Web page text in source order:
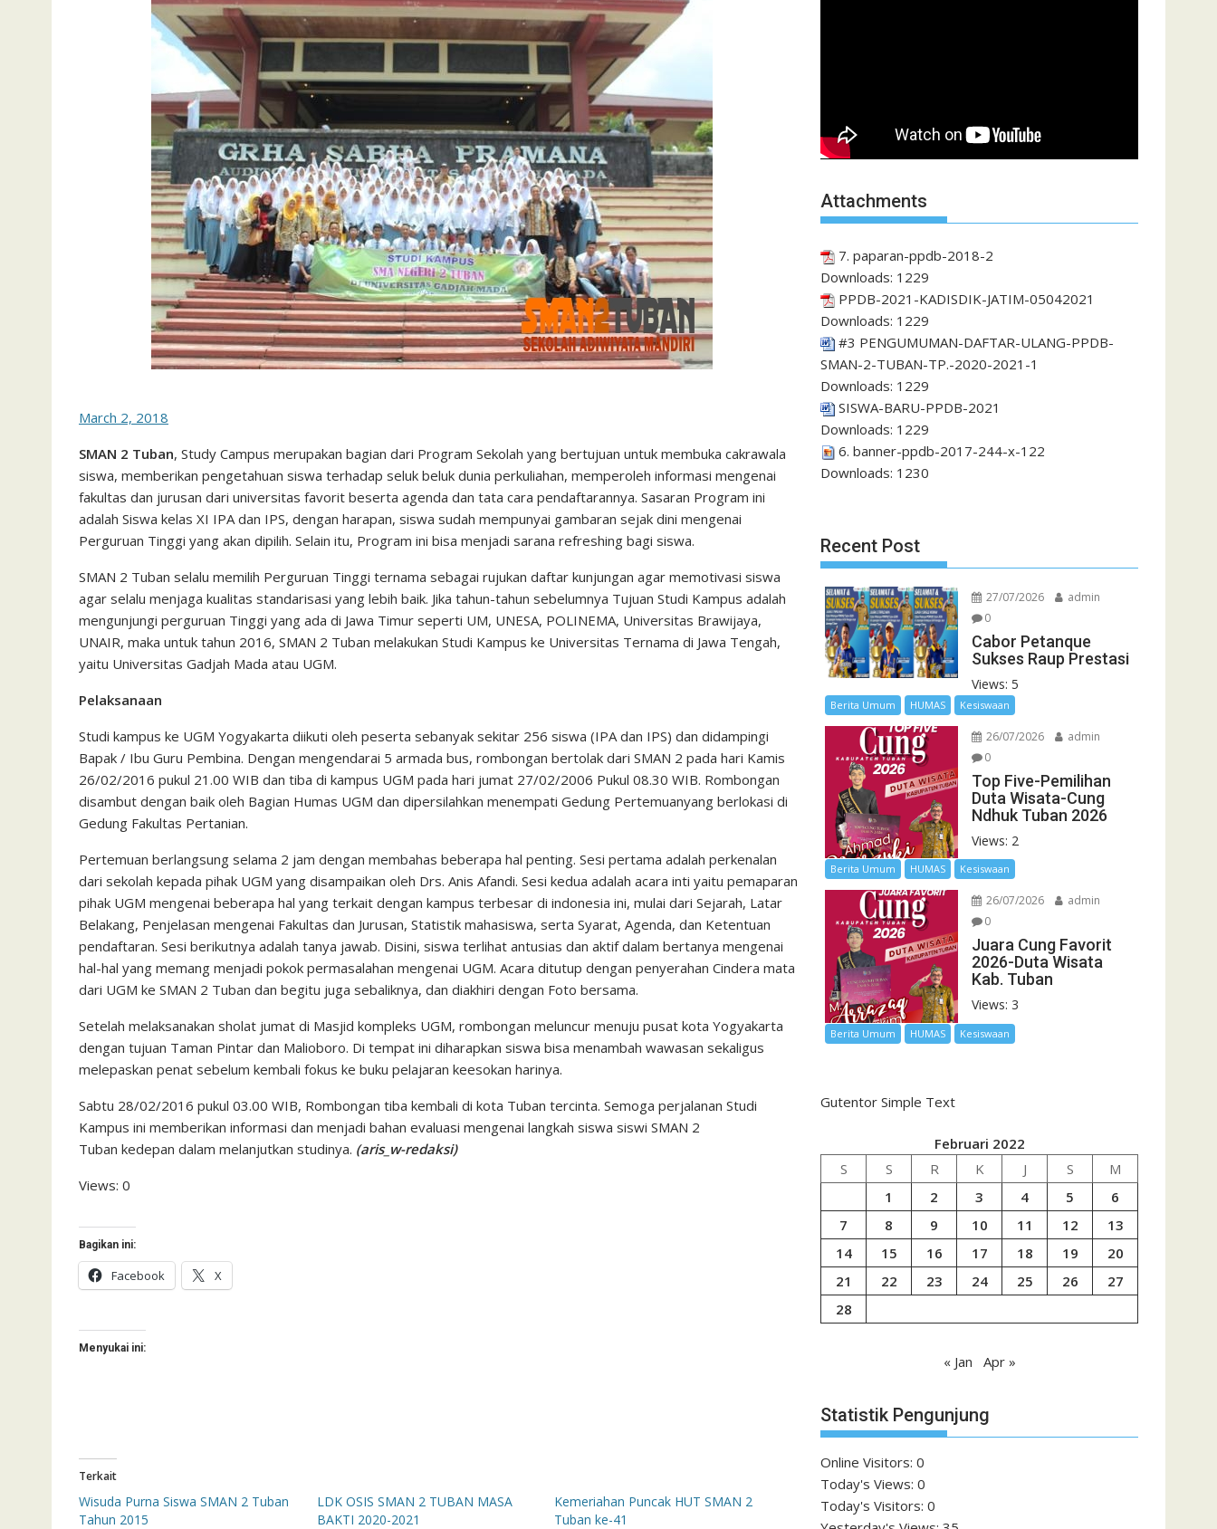
March 2, 2018
SMAN 2 Tuban, Study Campus merupakan bagian dari Program Sekolah yang bertujuan untuk membuka cakrawala
siswa, memberikan pengetahuan siswa terhadap seluk beluk dunia perkuliahan, memperoleh informasi mengenai
fakultas dan jurusan dari universitas favorit beserta agenda dan tata cara pendaftarannya. Sasaran Program ini
adalah Siswa kelas XI IPA dan IPS, dengan harapan, siswa sudah mempunyai gambaran sejak dini mengenai
Perguruan Tinggi yang akan dipilih. Selain itu, Program ini bisa menjadi sarana refreshing bagi siswa.
SMAN 2 Tuban selalu memilih Perguruan Tinggi ternama sebagai rujukan daftar kunjungan agar memotivasi siswa
agar selalu menjaga kualitas standarisasi yang lebih baik. Jika tahun-tahun sebelumnya Tujuan Studi Kampus adalah
mengunjungi perguruan Tinggi yang ada di Jawa Timur seperti UM, UNESA, POLINEMA, Universitas Brawijaya,
UNAIR, maka untuk tahun 2016, SMAN 2 Tuban melakukan Studi Kampus ke Universitas Ternama di Jawa Tengah,
yaitu Universitas Gadjah Mada atau UGM.
Pelaksanaan
Studi kampus ke UGM Yogyakarta diikuti oleh peserta sebanyak sekitar 256 siswa (IPA dan IPS) dan didampingi
Bapak / Ibu Guru Pembina. Dengan mengendarai 5 armada bus, rombongan bertolak dari SMAN 2 pada hari Kamis
26/02/2016 pukul 21.00 WIB dan tiba di kampus UGM pada hari jumat 27/02/2006 Pukul 08.30 WIB. Rombongan
disambut dengan baik oleh Bagian Humas UGM dan dipersilahkan menempati Gedung Pertemuanyang berlokasi di
Gedung Fakultas Pertanian.
Pertemuan berlangsung selama 2 jam dengan membahas beberapa hal penting. Sesi pertama adalah perkenalan
dari sekolah kepada pihak UGM yang disampaikan oleh Drs. Anis Afandi. Sesi kedua adalah acara inti yaitu pemaparan
pihak UGM mengenai beberapa hal yang terkait dengan kampus terbesar di indonesia ini, mulai dari Sejarah, Latar
Belakang, Penjelasan mengenai Fakultas dan Jurusan, Statistik mahasiswa, serta Syarat, Agenda, dan Ketentuan
pendaftaran. Sesi berikutnya adalah tanya jawab. Disini, siswa terlihat antusias dan aktif dalam bertanya mengenai
hal-hal yang memang menjadi pokok permasalahan mengenai UGM. Acara ditutup dengan penyerahan Cindera mata
dari UGM ke SMAN 2 Tuban dan begitu juga sebaliknya, dan diakhiri dengan Foto bersama.
Setelah melaksanakan sholat jumat di Masjid kompleks UGM, rombongan meluncur menuju pusat kota Yogyakarta
dengan tujuan Taman Pintar dan Malioboro. Di tempat ini diharapkan siswa bisa menambah wawasan sekaligus
melepaskan penat sebelum kembali fokus ke buku pelajaran keesokan harinya.
Sabtu 28/02/2016 pukul 03.00 WIB, Rombongan tiba kembali di kota Tuban tercinta. Semoga perjalanan Studi
Kampus ini memberikan informasi dan menjadi bahan evaluasi mengenai langkah siswa siswi SMAN 2
Tuban kedepan dalam melanjutkan studinya. (aris_w-redaksi)
Views: 0
Bagikan ini:
Facebook X
Menyukai ini:
Terkait
Wisuda Purna Siswa SMAN 2 Tuban
Tahun 2015
LDK OSIS SMAN 2 TUBAN MASA
BAKTI 2020-2021
Kemeriahan Puncak HUT SMAN 2
Tuban ke-41
Attachments
7. paparan-ppdb-2018-2
Downloads: 1229
PPDB-2021-KADISDIK-JATIM-05042021
Downloads: 1229
#3 PENGUMUMAN-DAFTAR-ULANG-PPDB-
SMAN-2-TUBAN-TP.-2020-2021-1
Downloads: 1229
SISWA-BARU-PPDB-2021
Downloads: 1229
6. banner-ppdb-2017-244-x-122
Downloads: 1230
Recent Post
27/07/2026
admin
0
Cabor Petanque
Sukses Raup Prestasi
Views: 5
Berita Umum HUMAS Kesiswaan
26/07/2026
admin
0
Top Five-Pemilihan
Duta Wisata-Cung
Ndhuk Tuban 2026
Views: 2
Berita Umum HUMAS Kesiswaan
26/07/2026
admin
0
Juara Cung Favorit
2026-Duta Wisata
Kab. Tuban
Views: 3
Berita Umum HUMAS Kesiswaan
Gutentor Simple Text
Februari 2022
S
S R K J S
M
1
2 3 4 5
6
7
8 9 10 11 12
13
14
15 16 17 18 19
20
21
22 23 24 25 26
27
28
« Jan Apr »
Statistik Pengunjung
Online Visitors: 0
Today's Views: 0
Today's Visitors: 0